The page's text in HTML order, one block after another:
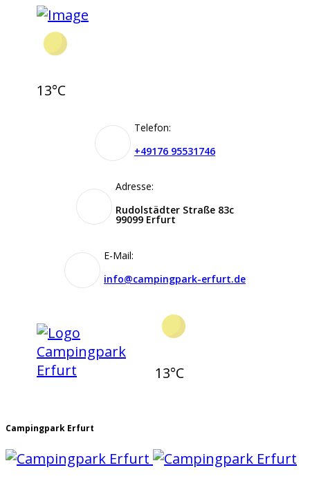
13°C
+49176 95531746
Telefon:
Rudolstädter Straße 83c
99099 Erfurt
Adresse:
info@campingpark-erfurt.de
E-Mail:
13°C
Campingpark Erfurt